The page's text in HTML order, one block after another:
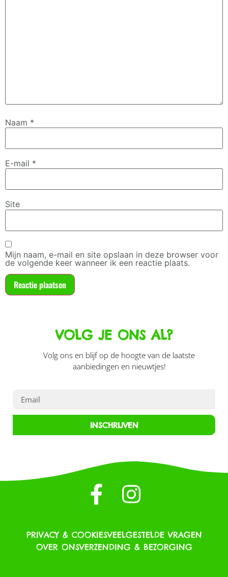
Naam *
E-mail *
Site
Mijn naam, e-mail en site opslaan in deze browser voor
de volgende keer wanneer ik een reactie plaats.
VOLG JE ONS AL?
Volg ons en blijf op de hoogte van de laatste
aanbiedingen en nieuwtjes!
INSCHRIJVEN
PRIVACY & COOKIESVEELGESTELDE VRAGEN
OVER ONSVERZENDING & BEZORGING